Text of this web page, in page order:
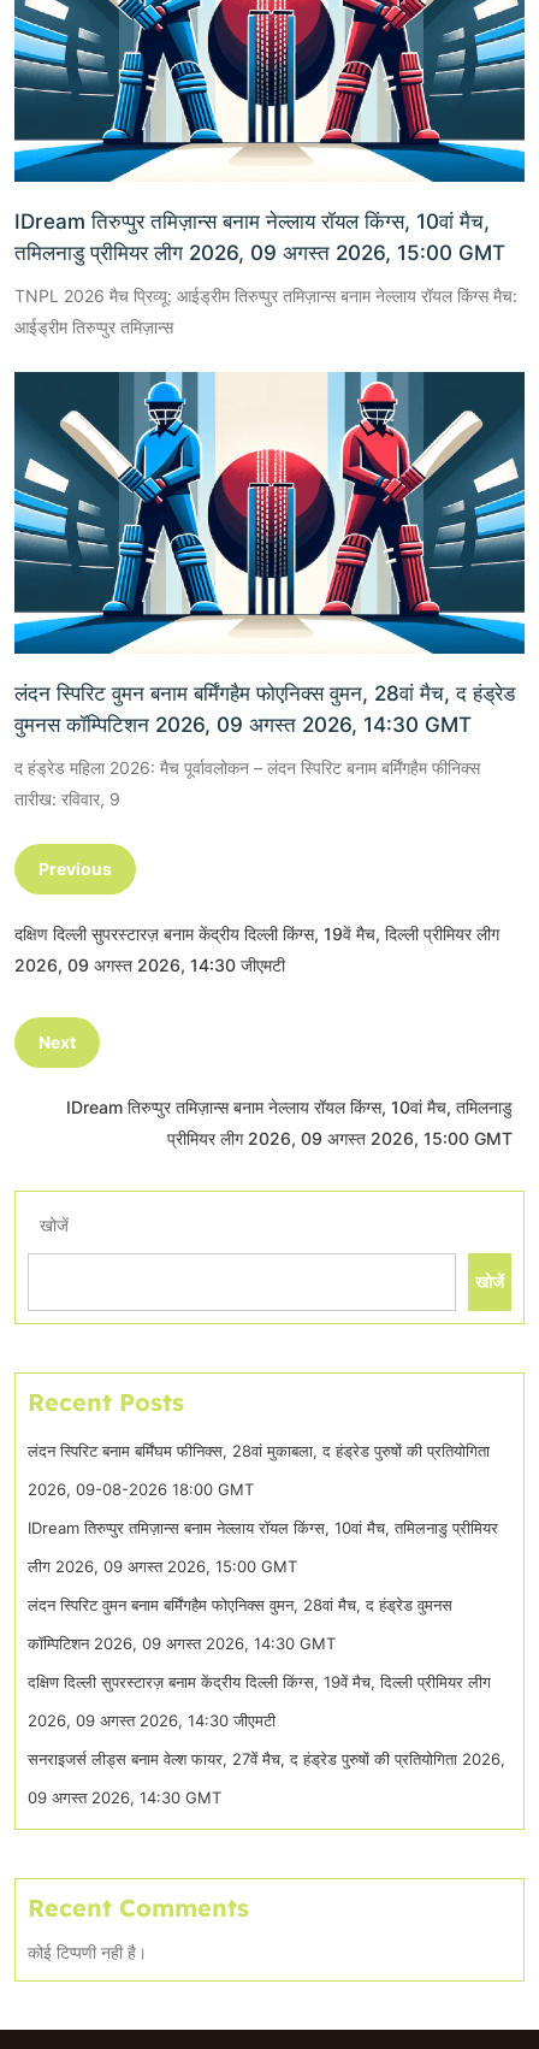
IDream तिरुप्पुर तमिज़ान्स बनाम नेल्लाय रॉयल किंग्स, 10वां मैच,
तमिलनाडु प्रीमियर लीग 2026, 09 अगस्त 2026, 15:00 GMT
TNPL 2026 मैच प्रिव्यू: आईड्रीम तिरुप्पुर तमिज़ान्स बनाम नेल्लाय रॉयल किंग्स मैच:
आईड्रीम तिरुप्पुर तमिज़ान्स
लंदन स्पिरिट वुमन बनाम बर्मिंगहैम फोएनिक्स वुमन, 28वां मैच, द हंड्रेड
वुमनस कॉम्पिटिशन 2026, 09 अगस्त 2026, 14:30 GMT
द हंड्रेड महिला 2026: मैच पूर्वावलोकन – लंदन स्पिरिट बनाम बर्मिंगहैम फीनिक्स
तारीख: रविवार, 9
Previous
दक्षिण दिल्ली सुपरस्टारज़ बनाम केंद्रीय दिल्ली किंग्स, 19वें मैच, दिल्ली प्रीमियर लीग
2026, 09 अगस्त 2026, 14:30 जीएमटी
Next
IDream तिरुप्पुर तमिज़ान्स बनाम नेल्लाय रॉयल किंग्स, 10वां मैच, तमिलनाडु
प्रीमियर लीग 2026, 09 अगस्त 2026, 15:00 GMT
खोजें
खोजें
Recent Posts
लंदन स्पिरिट बनाम बर्मिंघम फीनिक्स, 28वां मुकाबला, द हंड्रेड पुरुषों की प्रतियोगिता
2026, 09-08-2026 18:00 GMT
IDream तिरुप्पुर तमिज़ान्स बनाम नेल्लाय रॉयल किंग्स, 10वां मैच, तमिलनाडु प्रीमियर
लीग 2026, 09 अगस्त 2026, 15:00 GMT
लंदन स्पिरिट वुमन बनाम बर्मिंगहैम फोएनिक्स वुमन, 28वां मैच, द हंड्रेड वुमनस
कॉम्पिटिशन 2026, 09 अगस्त 2026, 14:30 GMT
दक्षिण दिल्ली सुपरस्टारज़ बनाम केंद्रीय दिल्ली किंग्स, 19वें मैच, दिल्ली प्रीमियर लीग
2026, 09 अगस्त 2026, 14:30 जीएमटी
सनराइजर्स लीड्स बनाम वेल्श फायर, 27वें मैच, द हंड्रेड पुरुषों की प्रतियोगिता 2026,
09 अगस्त 2026, 14:30 GMT
Recent Comments
कोई टिप्पणी नही है।